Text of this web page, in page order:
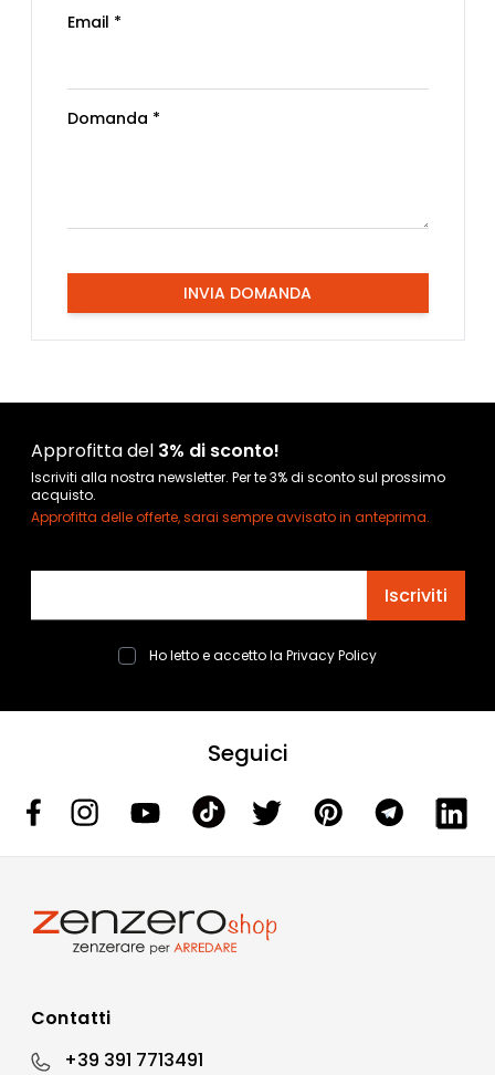
Email *
Domanda *
INVIA DOMANDA
Approfitta del 3% di sconto!
Iscriviti alla nostra newsletter. Per te 3% di sconto sul prossimo
acquisto.
Approfitta delle offerte, sarai sempre avvisato in anteprima.
Iscriviti
Ho letto e accetto la Privacy Policy
Seguici
Contatti
+39 391 7713491